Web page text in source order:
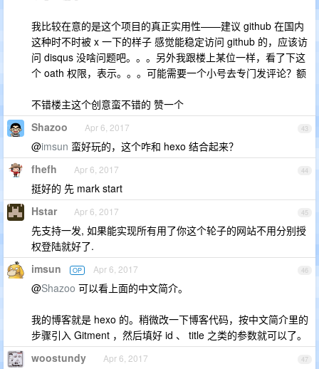
我比较在意的是这个项目的真正实用性——建议 github 在国内
这种时不时被 x 一下的样子 感觉能稳定访问 github 的，应该访
问 disqus 没啥问题吧。。。另外我跟楼上某位一样，看了下这
个 oath 权限，表示。。。可能需要一个小号去专门发评论？额
不错楼主这个创意蛮不错的 赞一个
43
Shazoo Apr 6, 2017
@imsun 蛮好玩的，这个咋和 hexo 结合起来？
44
fhefh Apr 6, 2017
挺好的 先 mark start
45
Hstar Apr 6, 2017
先支持一发, 如果能实现所有用了你这个轮子的网站不用分别授
权登陆就好了.
46
imsun OP Apr 6, 2017
@Shazoo 可以看上面的中文简介。
我的博客就是 hexo 的。稍微改一下博客代码，按中文简介里的
步骤引入 Gitment ，然后填好 id 、 title 之类的参数就可以了。
47
woostundy Apr 6, 2017